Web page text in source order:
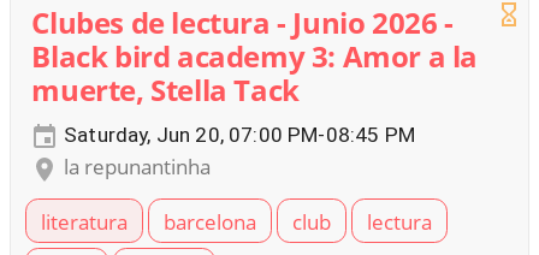
Clubes de lectura - Junio 2026 -
Black bird academy 3: Amor a la
muerte, Stella Tack
Saturday, Jun 20, 07:00 PM-08:45 PM
la repunantinha
literatura
barcelona club
lectura